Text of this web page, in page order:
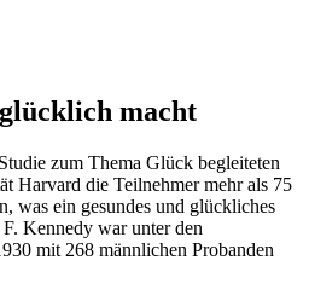
macht
zum Thema Glück begleiteten
Harvard die Teilnehmer mehr als 75
was ein gesundes und glückliches
Kennedy war unter den
mit 268 männlichen Probanden